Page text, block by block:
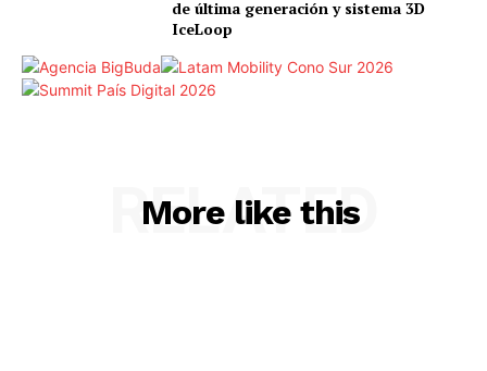
de última generación y sistema 3D
IceLoop
More like this
RELATED